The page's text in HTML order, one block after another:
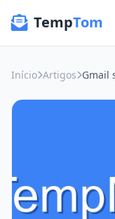
TempTom
Início Artigos